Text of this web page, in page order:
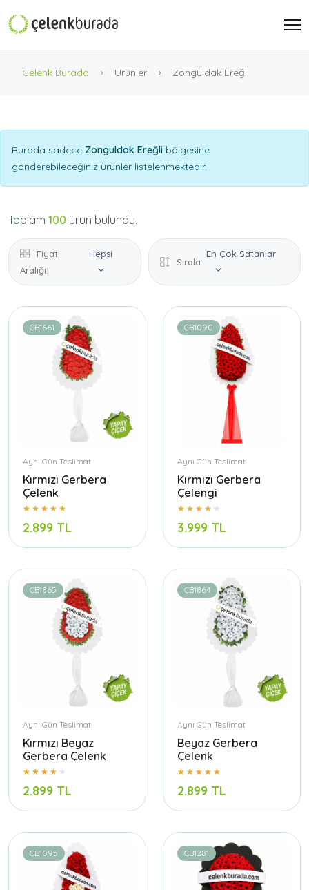
Çelenk Burada Ürünler Zonguldak Ereğli
Burada sadece Zonguldak Ereğli bölgesine
gönderebileceğiniz ürünler listelenmektedir.
Toplam 100 ürün bulundu.
Fiyat
Aralığı:
Hepsi
Sırala:
En Çok Satanlar
CB1661
Aynı Gün Teslimat
Kırmızı Gerbera
Çelenk
2.899 TL
CB1090
Aynı Gün Teslimat
Kırmızı Gerbera
Çelengi
3.999 TL
CB1865
Aynı Gün Teslimat
Kırmızı Beyaz
Gerbera Çelenk
2.899 TL
CB1864
Aynı Gün Teslimat
Beyaz Gerbera
Çelenk
2.899 TL
CB1095 CB1281